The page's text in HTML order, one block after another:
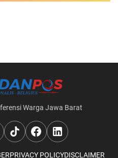
Warga Jawa Barat
PRIVACY POLICYDISCLAIMER